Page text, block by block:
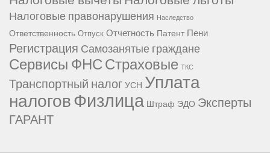
Налоговые правонарушения Наследство
Ответственность Отпуск Отчетность Патент Пени
Регистрация Самозанятые граждане
Сервисы ФНССтраховые ТКС
Транспортный налогУСН Уплата
налоговФизлица Штраф ЭДО Эксперты
ГАРАНТ